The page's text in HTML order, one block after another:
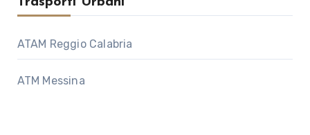
ATAM Reggio Calabria
ATM Messina